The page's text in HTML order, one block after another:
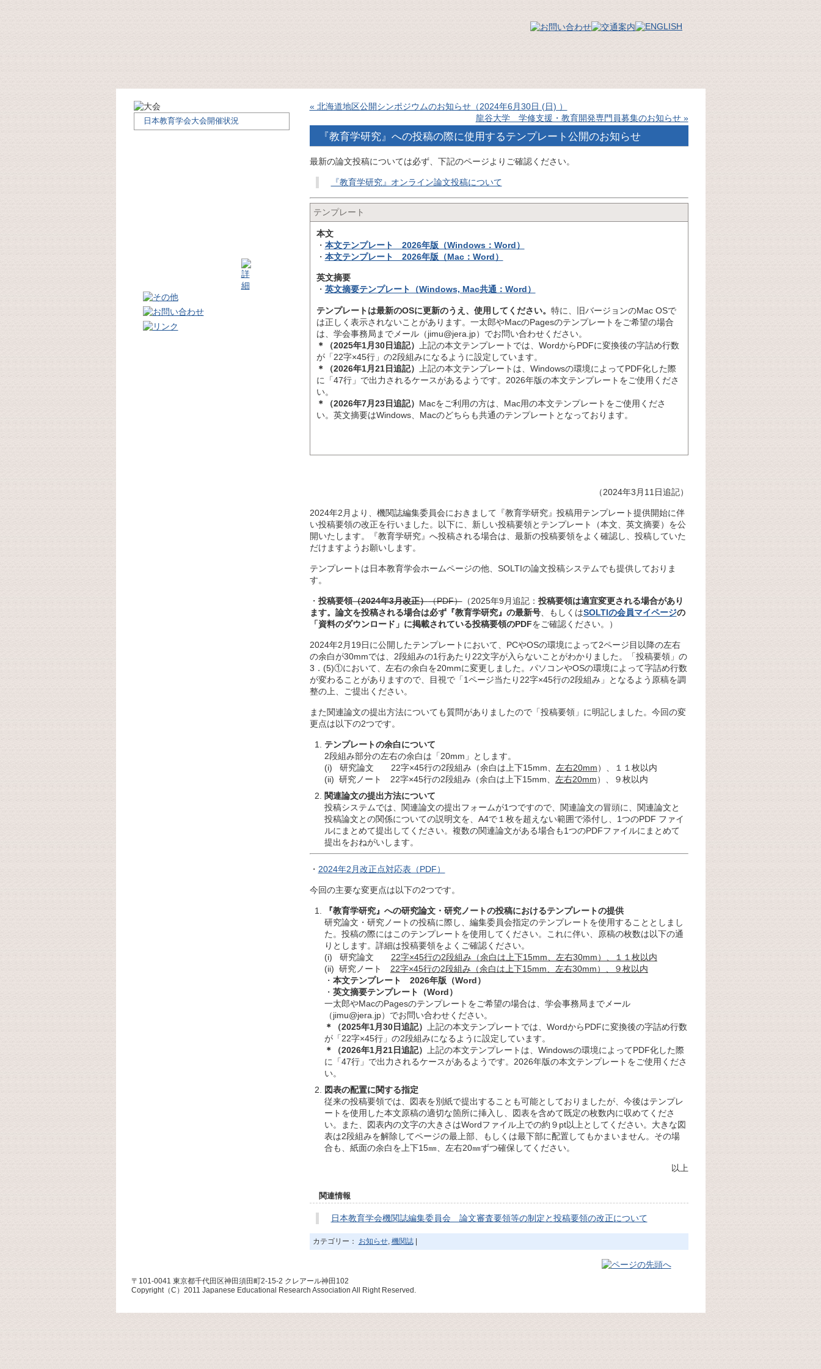
日本教育学会大会開催状況
« 北海道地区公開シンポジウムのお知らせ（2024年6月30日 (日) ）
龍谷大学 学修支援・教育開発専門員募集のお知らせ »
『教育学研究』への投稿の際に使用するテンプレート公開のお知らせ
最新の論文投稿については必ず、下記のページよりご確認ください。
『教育学研究』オンライン論文投稿について
テンプレート
本文
・ 本文テンプレート 2026年版（Windows：Word）
・ 本文テンプレート 2026年版（Mac：Word）
英文摘要
・ 英文摘要テンプレート（Windows, Mac共通：Word）
テンプレートは最新のOSに更新のうえ、使用してください。 特に、旧バージョンのMac OSで
は正しく表示されないことがあります。一太郎やMacのPagesのテンプレートをご希望の場合
は、学会事務局までメール（jimu@jera.jp）でお問い合わせください。
＊（2025年1月30日追記）
上記の本文テンプレートでは、WordからPDFに変換後の字詰め行数
が「22字×45行」の2段組みになるように設定しています。
＊（2026年1月21日追記）
上記の本文テンプレートは、Windowsの環境によってPDF化した際
に「47行」で出力されるケースがあるようです。2026年版の本文テンプレートをご使用くださ
い。
＊（2026年7月23日追記） Macをご利用の方は、Mac用の本文テンプレートをご使用くださ
い。英文摘要はWindows、Macのどちらも共通のテンプレートとなっております。
（2024年3月11日追記）
2024年2月より、機関誌編集委員会におきまして『教育学研究』投稿用テンプレート提供開始に伴
い投稿要領の改正を行いました。以下に、新しい投稿要領とテンプレート（本文、英文摘要）を公
開いたします。『教育学研究』へ投稿される場合は、最新の投稿要領をよく確認し、投稿していた
だけますようお願いします。
テンプレートは日本教育学会ホームページの他、SOLTIの論文投稿システムでも提供しておりま
す。
・ 投稿要領（2024年3月改正）（PDF）（2025年9月追記： 投稿要領は適宜変更される場合があり
ます。論文を投稿される場合は必ず『教育学研究』の最新号、もしくはSOLTIの会員マイページの
「資料のダウンロード」に掲載されている投稿要領のPDFをご確認ください。）
2024年2月19日に公開したテンプレートにおいて、PCやOSの環境によって2ページ目以降の左右
の余白が30mmでは、2段組みの1行あたり22文字が入らないことがわかりました。「投稿要領」の
3．(5)①において、左右の余白を20mmに変更しました。パソコンやOSの環境によって字詰め行数
が変わることがありますので、目視で「1ページ当たり22字×45行の2段組み」となるよう原稿を調
整の上、ご提出ください。
また関連論文の提出方法についても質問がありましたので「投稿要領」に明記しました。今回の変
更点は以下の2つです。
テンプレートの余白について
2段組み部分の左右の余白は「20mm」とします。
(i) 研究論文 22字×45行の2段組み（余白は上下15mm、 左右20mm）、１１枚以内
(ii) 研究ノート 22字×45行の2段組み（余白は上下15mm、 左右20mm）、９枚以内
関連論文の提出方法について
投稿システムでは、関連論文の提出フォームが1つですので、関連論文の冒頭に、関連論文と
投稿論文との関係についての説明文を、A4で１枚を超えない範囲で添付し、1つのPDF ファイ
ルにまとめて提出してください。複数の関連論文がある場合も1つのPDFファイルにまとめて
提出をおねがいします。
・ 2024年2月改正点対応表（PDF）
今回の主要な変更点は以下の2つです。
『教育学研究』への研究論文・研究ノートの投稿におけるテンプレートの提供
研究論文・研究ノートの投稿に際し、編集委員会指定のテンプレートを使用することとしまし
た。投稿の際にはこのテンプレートを使用してください。これに伴い、原稿の枚数は以下の通
りとします。詳細は投稿要領をよくご確認ください。
(i) 研究論文 22字×45行の2段組み（余白は上下15mm、左右30mm）、１１枚以内
(ii) 研究ノート 22字×45行の2段組み（余白は上下15mm、左右30mm）、９枚以内
・ 本文テンプレート 2026年版（Word）
・ 英文摘要テンプレート（Word）
一太郎やMacのPagesのテンプレートをご希望の場合は、学会事務局までメール
（jimu@jera.jp）でお問い合わせください。
＊（2025年1月30日追記）
上記の本文テンプレートでは、WordからPDFに変換後の字詰め行数
が「22字×45行」の2段組みになるように設定しています。
＊（2026年1月21日追記）
上記の本文テンプレートは、Windowsの環境によってPDF化した際
に「47行」で出力されるケースがあるようです。2026年版の本文テンプレートをご使用くださ
い。
図表の配置に関する指定
従来の投稿要領では、図表を別紙で提出することも可能としておりましたが、今後はテンプレ
ートを使用した本文原稿の適切な箇所に挿入し、図表を含めて既定の枚数内に収めてくださ
い。また、図表内の文字の大きさはWordファイル上での約９pt以上としてください。大きな図
表は2段組みを解除してページの最上部、もしくは最下部に配置してもかまいません。その場
合も、紙面の余白を上下15㎜、左右20㎜ずつ確保してください。
以上
関連情報
日本教育学会機関誌編集委員会 論文審査要領等の制定と投稿要領の改正について
カテゴリー： お知らせ, 機関誌|
〒101-0041 東京都千代田区神田須田町2-15-2 クレアール神田102
Copyright（C）2011 Japanese Educational Research Association All Right Reserved.